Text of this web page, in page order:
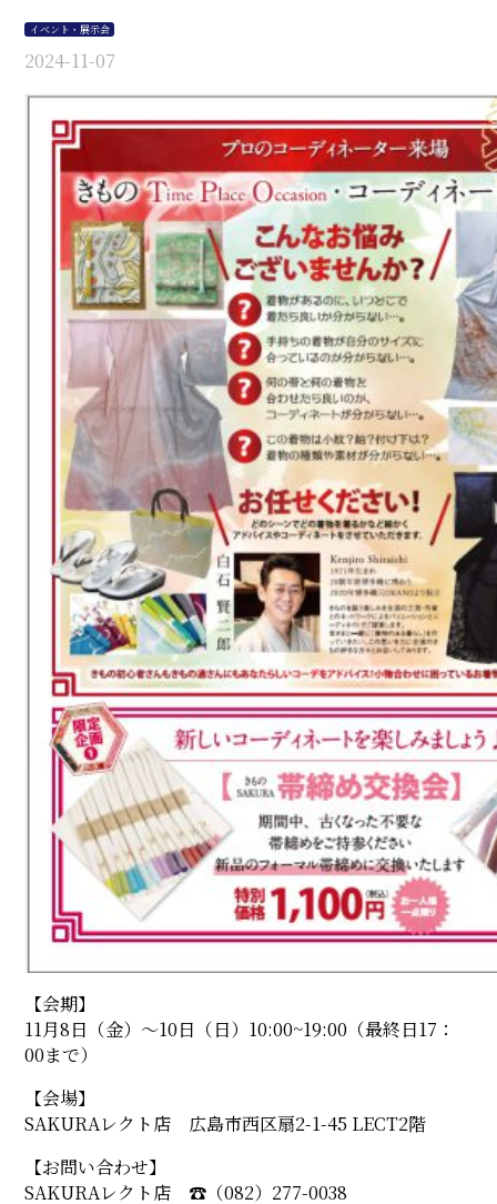
イベント・展示会
2024-11-07
【会期】
11月8日（金）〜10日（日）10:00~19:00（最終日17：
00まで）
【会場】
SAKURAレクト店 広島市西区扇2-1-45 LECT2階
【お問い合わせ】
SAKURAレクト店 ☎︎（082）277-0038